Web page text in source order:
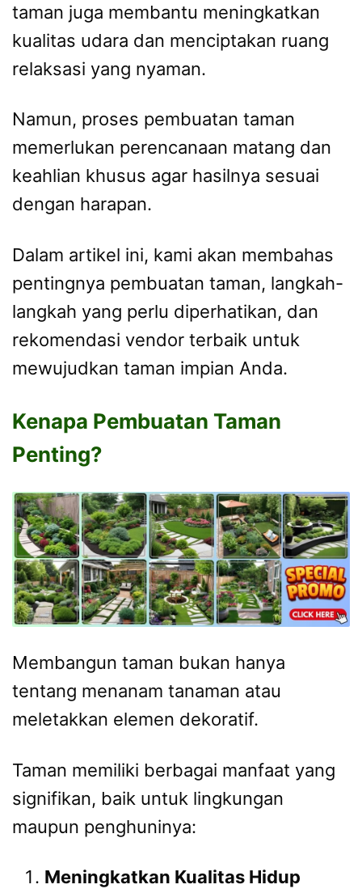
taman juga membantu meningkatkan
kualitas udara dan menciptakan ruang
relaksasi yang nyaman.
Namun, proses pembuatan taman
memerlukan perencanaan matang dan
keahlian khusus agar hasilnya sesuai
dengan harapan.
Dalam artikel ini, kami akan membahas
pentingnya pembuatan taman, langkah-
langkah yang perlu diperhatikan, dan
rekomendasi vendor terbaik untuk
mewujudkan taman impian Anda.
Kenapa Pembuatan Taman
Penting?
Membangun taman bukan hanya
tentang menanam tanaman atau
meletakkan elemen dekoratif.
Taman memiliki berbagai manfaat yang
signifikan, baik untuk lingkungan
maupun penghuninya:
Meningkatkan Kualitas Hidup